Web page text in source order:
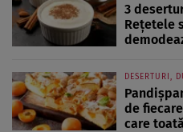
3
Rețetele
DESERTURI,
de
care